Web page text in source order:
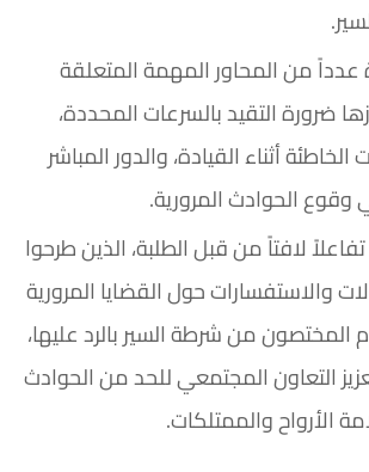
عدداً من المحاور المهمة المتعلقة
ضرورة التقيد بالسرعات المحددة،
أثناء القيادة، والدور المباشر
وقوع الحوادث المرورية.
لافتاً من قبل الطلبة، الذين طرحوا
والاستفسارات حول القضايا المرورية
المختصون من شرطة السير بالرد عليها،
التعاون المجتمعي للحد من الحوادث
الأرواح والممتلكات.